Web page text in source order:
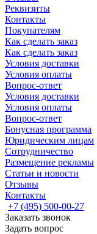
Реквизиты
Контакты
Покупателям
Как сделать заказ
Как сделать заказ
Условия доставки
Условия оплаты
Вопрос-ответ
Условия доставки
Условия оплаты
Вопрос-ответ
Бонусная программа
Юридическим лицам
Сотрудничество
Размещение рекламы
Статьи и новости
Отзывы
Контакты
+7 (495) 500-00-27
Заказать звонок
Задать вопрос